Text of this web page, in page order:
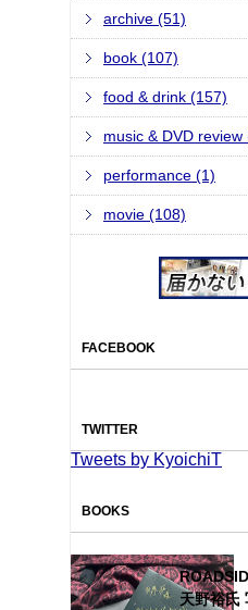
archive (51)
book (107)
food & drink (157)
music & DVD review
performance (1)
movie (108)
FACEBOOK
TWITTER
Tweets by KyoichiT
BOOKS
天野裕氏